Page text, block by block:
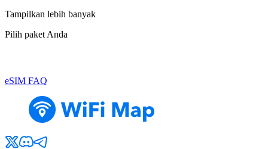
Tampilkan lebih banyak
Pilih paket Anda
eSIM FAQ